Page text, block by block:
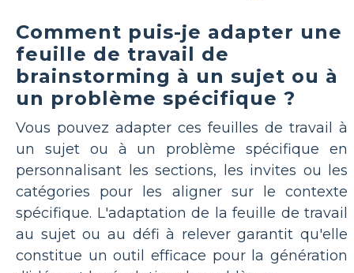
Comment puis-je adapter une
feuille de travail de
brainstorming à un sujet ou à
un problème spécifique ?
Vous pouvez adapter ces feuilles de travail à
un sujet ou à un problème spécifique en
personnalisant les sections, les invites ou les
catégories pour les aligner sur le contexte
spécifique. L'adaptation de la feuille de travail
au sujet ou au défi à relever garantit qu'elle
constitue un outil efficace pour la génération